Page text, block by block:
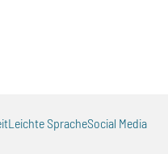
Leichte SpracheSocial Media